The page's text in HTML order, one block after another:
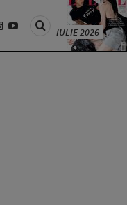
IULIE 2026